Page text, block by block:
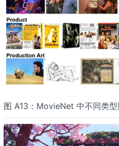
图 A13：MovieNet 中不同类型